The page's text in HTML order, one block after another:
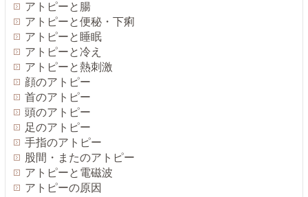
アトピーと腸
アトピーと便秘・下痢
アトピーと睡眠
アトピーと冷え
アトピーと熱刺激
顔のアトピー
首のアトピー
頭のアトピー
足のアトピー
手指のアトピー
股間・またのアトピー
アトピーと電磁波
アトピーの原因